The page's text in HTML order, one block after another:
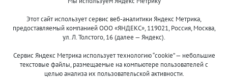
© 2013-2024 "Волжские приманки"
Этот сайт использует сервис веб-аналитики Яндекс Метрика,
предоставляемый компанией ООО «ЯНДЕКС», 119021, Россия, Москва,
ул. Л. Толстого, 16 (далее — Яндекс).
Сервис Яндекс Метрика использует технологию “cookie” — небольшие
текстовые файлы, размещаемые на компьютере пользователей с
целью анализа их пользовательской активности.